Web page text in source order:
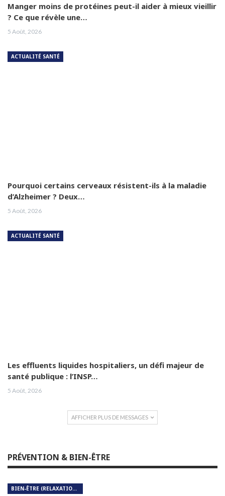
Manger moins de protéines peut-il aider à mieux vieillir
? Ce que révèle une…
5 Août, 2026
ACTUALITÉ SANTÉ
Pourquoi certains cerveaux résistent-ils à la maladie
d’Alzheimer ? Deux…
5 Août, 2026
ACTUALITÉ SANTÉ
Les effluents liquides hospitaliers, un défi majeur de
santé publique : l’INSP…
5 Août, 2026
AFFICHER PLUS DE MESSAGES
PRÉVENTION & BIEN-ÊTRE
BIEN-ÊTRE (RELAXATION, MÉDITATION, SOIN DU CORPS)